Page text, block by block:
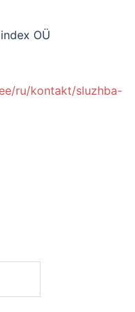
OÜ
ru/kontakt/sluzhba-